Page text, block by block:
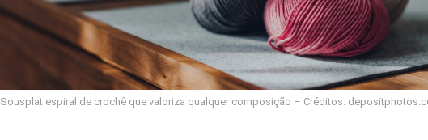
Sousplat espiral de crochê que valoriza qualquer composição – Créditos: